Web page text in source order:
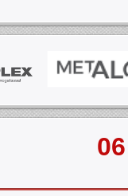
06